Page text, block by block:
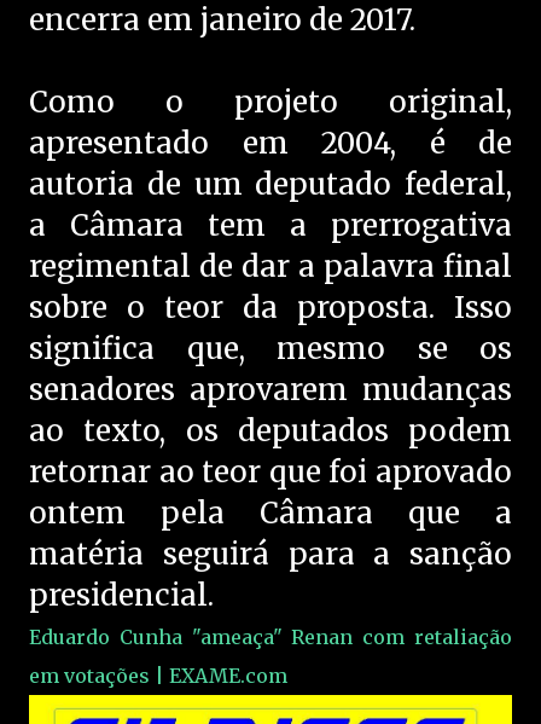
encerra em janeiro de 2017.
Como o projeto original,
apresentado em 2004, é de
autoria de um deputado federal,
a Câmara tem a prerrogativa
regimental de dar a palavra final
sobre o teor da proposta. Isso
significa que, mesmo se os
senadores aprovarem mudanças
ao texto, os deputados podem
retornar ao teor que foi aprovado
ontem pela Câmara que a
matéria seguirá para a sanção
presidencial.
Eduardo Cunha "ameaça" Renan com retaliação
em votações | EXAME.com